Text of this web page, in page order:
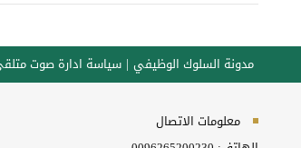
مدونة السلوك الوظيفي سياسة ادارة صوت
معلومات الاتصال